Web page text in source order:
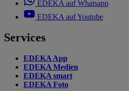
EDEKA auf Whatsapp
EDEKA auf Youtube
Services
EDEKA App
EDEKA Medien
EDEKA smart
EDEKA Foto